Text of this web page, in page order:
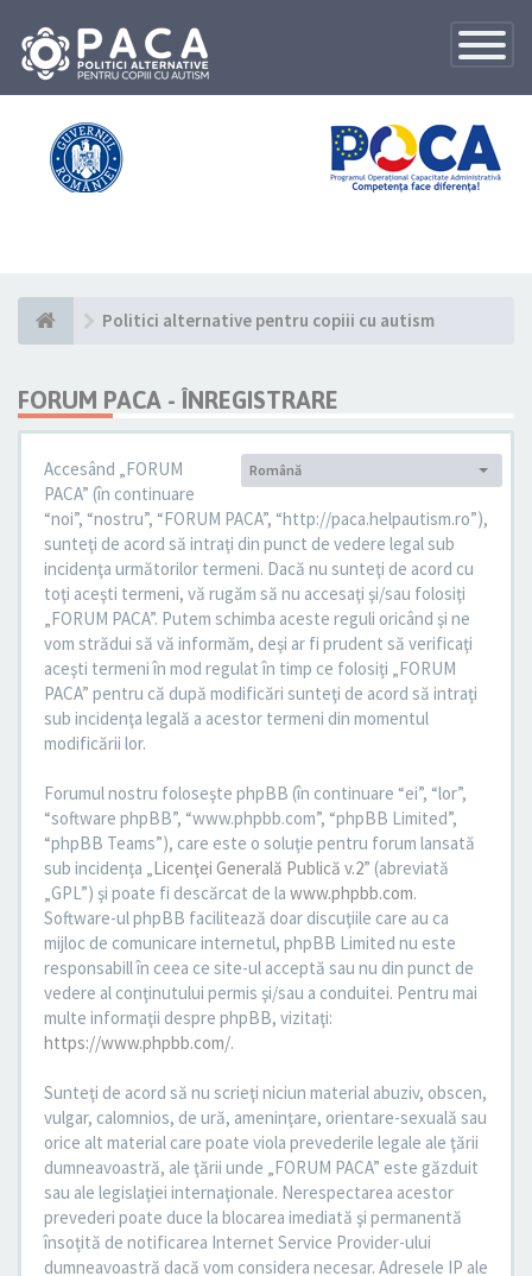
Toggle
Politici alternative pentru copiii cu autism
FORUM PACA - ÎNREGISTRARE
Limba:
Română
Accesând „FORUM
PACA” (în continuare
“noi”, “nostru”, “FORUM PACA”, “http://paca.helpautism.ro”),
sunteţi de acord să intraţi din punct de vedere legal sub
incidenţa următorilor termeni. Dacă nu sunteţi de acord cu
toţi aceşti termeni, vă rugăm să nu accesaţi şi/sau folosiţi
„FORUM PACA”. Putem schimba aceste reguli oricând şi ne
vom strădui să vă informăm, deşi ar fi prudent să verificaţi
aceşti termeni în mod regulat în timp ce folosiţi „FORUM
PACA” pentru că după modificări sunteţi de acord să intraţi
sub incidenţa legală a acestor termeni din momentul
modificării lor.
Forumul nostru foloseşte phpBB (în continuare “ei”, “lor”,
“software phpBB”, “www.phpbb.com”, “phpBB Limited”,
“phpBB Teams”), care este o soluţie pentru forum lansată
sub incidenţa „Licenţei Generală Publică v.2” (abreviată
„GPL”) şi poate fi descărcat de la www.phpbb.com.
Software-ul phpBB facilitează doar discuţiile care au ca
mijloc de comunicare internetul, phpBB Limited nu este
responsabill în ceea ce site-ul acceptă sau nu din punct de
vedere al conţinutului permis şi/sau a conduitei. Pentru mai
multe informaţii despre phpBB, vizitaţi:
https://www.phpbb.com/.
Sunteţi de acord să nu scrieţi niciun material abuziv, obscen,
vulgar, calomnios, de ură, ameninţare, orientare-sexuală sau
orice alt material care poate viola prevederile legale ale ţării
dumneavoastră, ale ţării unde „FORUM PACA” este găzduit
sau ale legislaţiei internaţionale. Nerespectarea acestor
prevederi poate duce la blocarea imediată şi permanentă
însoţită de notificarea Internet Service Provider-ului
dumneavoastră dacă vom considera necesar. Adresele IP ale